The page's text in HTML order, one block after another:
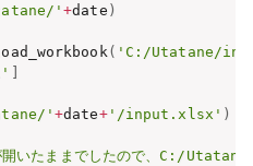
'+date )
( 'C:/Utatane/
'+date+'/input.xlsx' )
開いたままでしたので、C:/